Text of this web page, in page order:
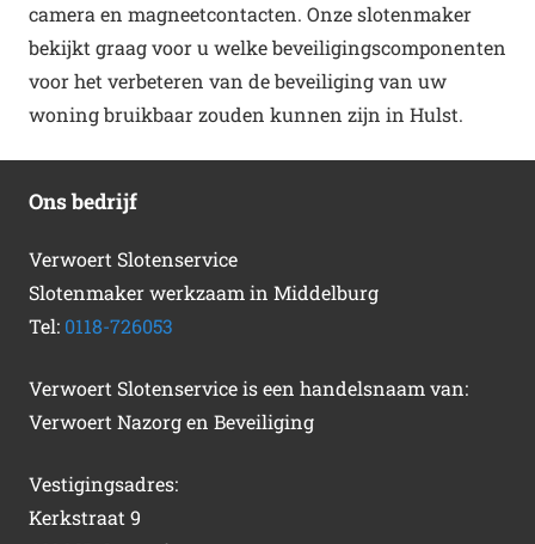
camera en magneetcontacten. Onze slotenmaker
bekijkt graag voor u welke beveiligingscomponenten
voor het verbeteren van de beveiliging van uw
woning bruikbaar zouden kunnen zijn in Hulst.
Ons bedrijf
Verwoert Slotenservice
Slotenmaker werkzaam in Middelburg
Tel: 0118-726053
Verwoert Slotenservice is een handelsnaam van:
Verwoert Nazorg en Beveiliging
Vestigingsadres:
Kerkstraat 9